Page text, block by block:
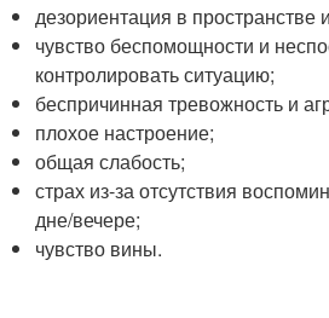
дезориентация в пространстве
чувство беспомощности и
контролировать ситуацию;
беспричинная тревожность и
плохое настроение;
общая слабость;
страх из-за отсутствия
дне/вечере;
чувство вины.